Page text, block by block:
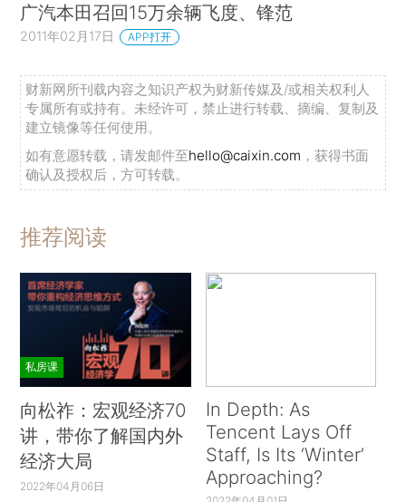
广汽本田召回15万余辆飞度、锋范
2011年02月17日 APP打开
财新网所刊载内容之知识产权为财新传媒及/或相关权利人
专属所有或持有。未经许可，禁止进行转载、摘编、复制及
建立镜像等任何使用。
如有意愿转载，请发邮件至hello@caixin.com ，获得书面
确认及授权后，方可转载。
推荐阅读
私房课
向松祚：宏观经济70
讲，带你了解国内外
经济大局
2022年04月06日
In Depth: As
Tencent Lays Off
Staff, Is Its ‘Winter’
Approaching?